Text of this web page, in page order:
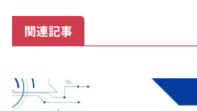
関連記事